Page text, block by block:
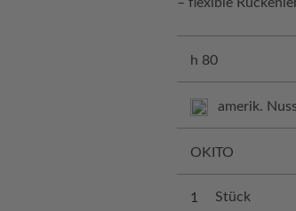
h 80
amerik.
OKITO
Stück